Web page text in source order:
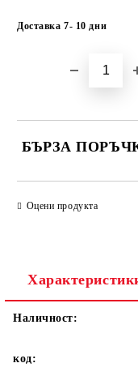
Доставка 7- 10 дни
БЪРЗА
Оцени продукта
Наличност:
код: